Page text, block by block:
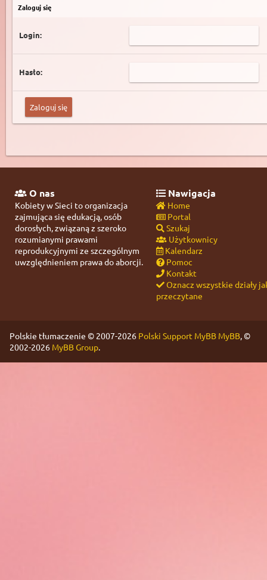
Zaloguj się
Login:
Hasło:
O nas
Kobiety w Sieci to organizacja
zajmująca się edukacją, osób
dorosłych, związaną z szeroko
rozumianymi prawami
reprodukcyjnymi ze szczególnym
uwzględnieniem prawa do aborcji.
Nawigacja
Home
Portal
Szukaj
Użytkownicy
Kalendarz
Pomoc
Kontakt
Oznacz wszystkie działy
przeczytane
Polskie tłumaczenie © 2007-2026 Polski Support MyBB MyBB, ©
2002-2026 MyBB Group.